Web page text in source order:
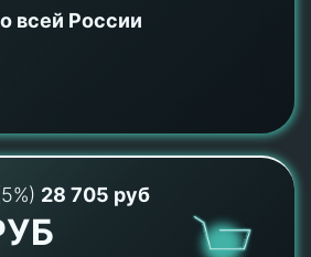
всей России
28 705 руб